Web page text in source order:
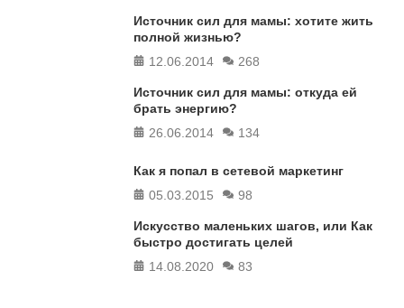
Источник сил для мамы: хотите жить
полной жизнью?
12.06.2014
268
Источник сил для мамы: откуда ей
брать энергию?
26.06.2014
134
Как я попал в сетевой маркетинг
05.03.2015
98
Искусство маленьких шагов, или Как
быстро достигать целей
14.08.2020
83